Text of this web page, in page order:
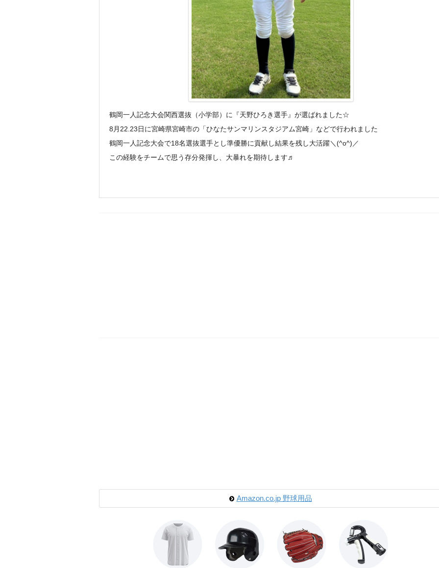
鶴岡一人記念大会関西選抜（小学部）に『天野ひろき選手』が選ばれました☆
8月22.23日に宮崎県宮崎市の「ひなたサンマリンスタジアム宮崎」などで行われました
鶴岡一人記念大会で18名選抜選手とし準優勝に貢献し結果を残し大活躍＼(^o^)／
この経験をチームで思う存分発揮し、大暴れを期待します♬
Amazon.co.jp 野球用品